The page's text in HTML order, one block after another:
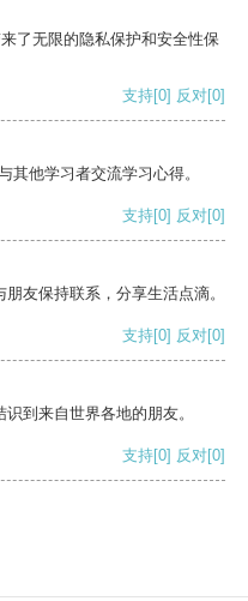
了无限的隐私保护和安全性保
支持[0] 反对[0]
其他学习者交流学习心得。
支持[0] 反对[0]
友保持联系，分享生活点滴。
支持[0] 反对[0]
到来自世界各地的朋友。
支持[0] 反对[0]